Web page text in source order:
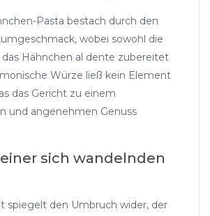
Pasta bestach durch den
wobei sowohl die
das Hähnchen al dente zubereitet
Würze ließ kein Element
das Gericht zu einem
und angenehmen Genuss
sich wandelnden
spiegelt den Umbruch wider, der